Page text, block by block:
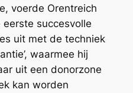
voerde Orentreich
eerste succesvolle
uit met de techniek
waarmee hij
uit een donorzone
kan worden